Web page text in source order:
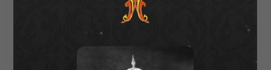
ห้องปฏิบัติการเทคโนโลยีไฟฟ้าและการส่องสว่าง
ภาควิชาวิศวกรรรมไฟฟ้า มหาวิทยาลัย
นวัตกรรมการส่องสว่าง คณะ